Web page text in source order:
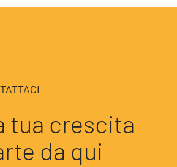
tua crescita
da qui